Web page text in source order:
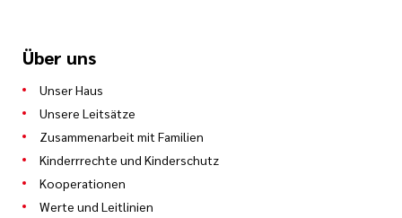
Über uns
Unser Haus
Unsere Leitsätze
Zusammenarbeit mit Familien
Kinderrrechte und Kinderschutz
Kooperationen
Werte und Leitlinien